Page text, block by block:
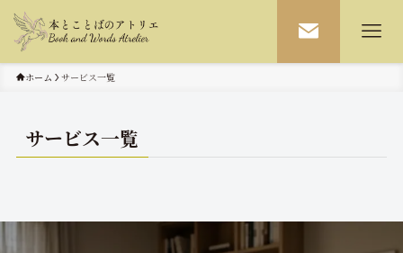
ホーム サービス一覧
サービス一覧